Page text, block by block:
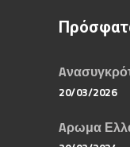
20/03/2026
Aρωμα